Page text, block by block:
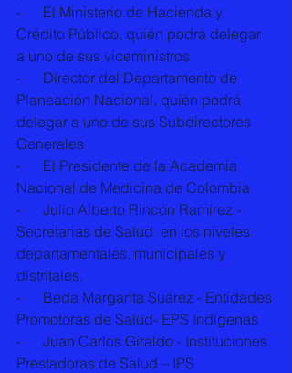
-      El Ministerio de Hacienda y
Crédito Público, quién podrá delegar
a uno de sus viceministros
-      Director del Departamento de
Planeación Nacional, quién podrá
delegar a uno de sus Subdirectores
Generales
-      El Presidente de la Academia
Nacional de Medicina de Colombia
-      Julio Alberto Rincón Ramírez -
Secretarias de Salud  en los niveles
departamentales, municipales y
distritales.
-      Beda Margarita Suárez - Entidades
Promotoras de Salud- EPS Indígenas
-      Juan Carlos Giraldo - Instituciones
Prestadoras de Salud – IPS